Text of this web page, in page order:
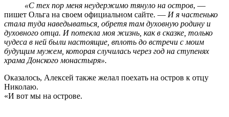
«С тех пор меня неудержимо тянуло на остров, —
пишет Ольга на своем официальном сайте. — И я частенько
стала туда наведываться, обретя там духовную родину и
духовного отца. И потекла моя жизнь, как в сказке, только
чудеса в ней были настоящие, вплоть до встречи с моим
будущим мужем, которая случилась через год на ступенях
храма Донского монастыря».
Оказалось, Алексей также желал поехать на остров к отцу
Николаю.
«И вот мы на острове.